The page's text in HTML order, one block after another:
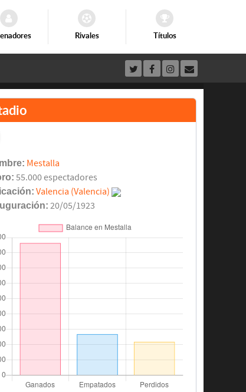
Rivales Títulos
Mestalla
55.000 espectadores
Valencia (Valencia)
20/05/1923